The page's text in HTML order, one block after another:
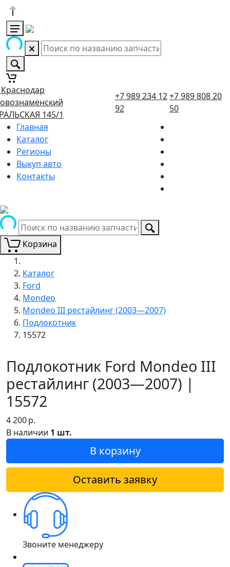
Краснодар
145/1
+7 989 234 12
92
+7 989 808 20
50
Главная
Каталог
Регионы
Выкуп авто
Контакты
Корзина
Каталог
Ford
Mondeo
Mondeo III рестайлинг (2003—2007)
Подлокотник
15572
Подлокотник Ford Mondeo III
рестайлинг (2003—2007) |
15572
4 200р.
В наличии 1 шт.
В корзину
Оставить заявку
Звоните менеджеру